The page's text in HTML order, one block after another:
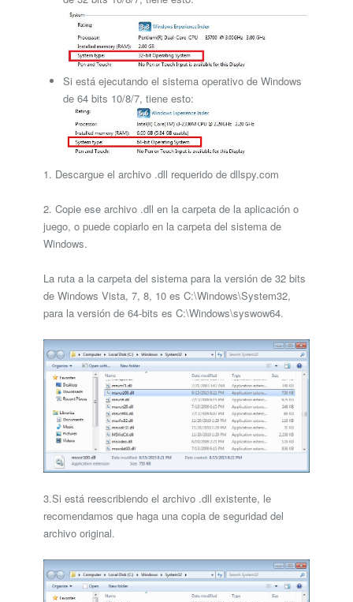
Si está ejecutando el sistema operativo de Windows
de 64 bits 10/8/7, tiene esto:
1. Descargue el archivo .dll requerido de dllspy.com
2. Copie ese archivo .dll en la carpeta de la aplicación o
juego, o puede copiarlo en la carpeta del sistema de
Windows.
La ruta a la carpeta del sistema para la versión de 32 bits
de Windows Vista, 7, 8, 10 es C:\Windows\System32,
para la versión de 64-bits es C:\Windows\syswow64.
3.Si está reescribiendo el archivo .dll existente, le
recomendamos que haga una copia de seguridad del
archivo original.